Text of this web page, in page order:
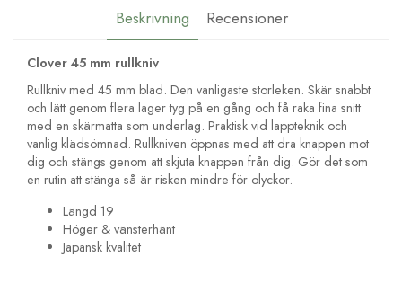
Beskrivning Recensioner
Clover 45 mm rullkniv
Rullkniv med 45 mm blad. Den vanligaste storleken. Skär snabbt
och lätt genom flera lager tyg på en gång och få raka fina snitt
med en skärmatta som underlag. Praktisk vid lappteknik och
vanlig klädsömnad. Rullkniven öppnas med att dra knappen mot
dig och stängs genom att skjuta knappen från dig. Gör det som
en rutin att stänga så är risken mindre för olyckor.
Längd 19
Höger & vänsterhänt
Japansk kvalitet